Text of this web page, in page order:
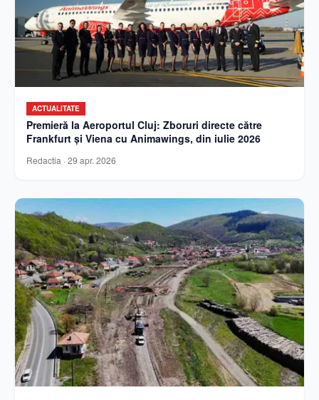
ACTUALITATE
Premieră la Aeroportul Cluj: Zboruri directe către
Frankfurt și Viena cu Animawings, din iulie 2026
Redactia · 29 apr. 2026